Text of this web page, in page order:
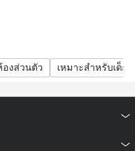
30% = 2012 บาท, 40% =
= 1006 บาท, 40% = 880
ากท่านมาถึงก่อนเวลา ทาง
องส่วนตัว เหมาะสำหรับเด็ก